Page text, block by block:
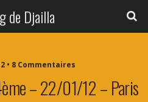
de Djailla
• 8 Commentaires
– 22/01/12 – Paris